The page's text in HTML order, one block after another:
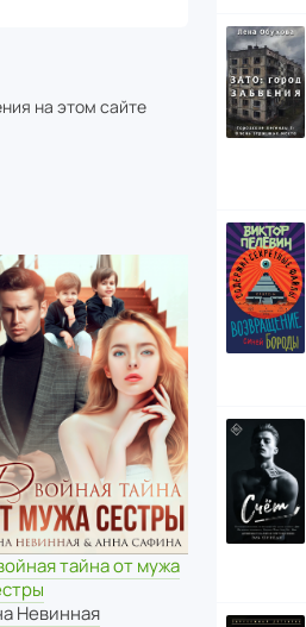
на этом сайте
тайна от мужа
Невинная